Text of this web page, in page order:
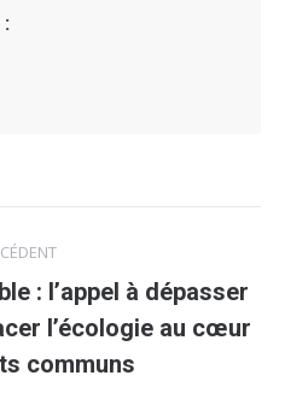
:
Article
précédent
: l’appel à dépasser
l’écologie au cœur
communs